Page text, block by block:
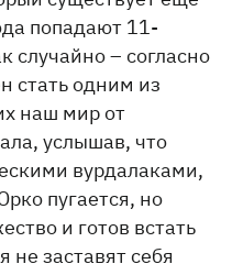
попадают 11-
случайно – согласно
стать одним из
наш мир от
услышав, что
вурдалаками,
пугается, но
и готов встать
заставят себя